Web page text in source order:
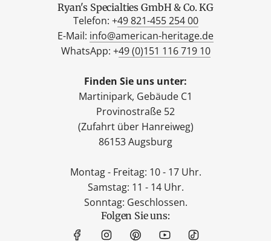
Ryan's Specialties GmbH & Co. KG
Telefon: +49 821-455 254 00
E-Mail: info@american-heritage.de
WhatsApp: +49 (0)151 116 719 10
Finden Sie uns unter:
Martinipark, Gebäude C1
Provinostraße 52
(Zufahrt über Hanreiweg)
86153 Augsburg
Montag - Freitag: 10 - 17 Uhr.
Samstag: 11 - 14 Uhr.
Sonntag: Geschlossen.
Folgen Sie uns: